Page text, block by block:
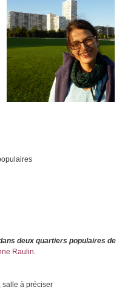
deux quartiers populaires de
Raulin.
salle à préciser